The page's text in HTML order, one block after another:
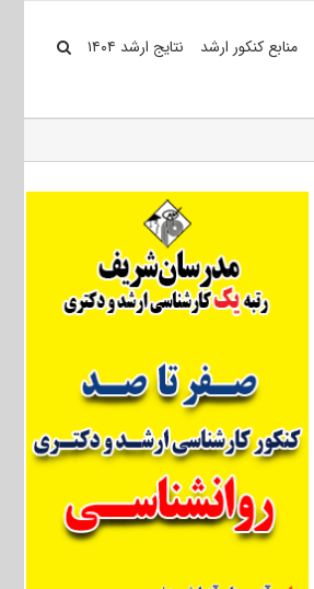
منابع کنکور ارشد نتایج ارشد ۱۴۰۴